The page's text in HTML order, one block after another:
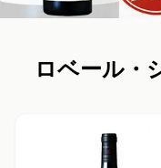
ロベール・